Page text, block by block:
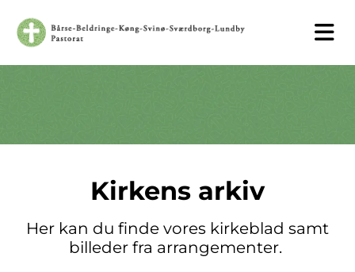
Kirkens arkiv
Her kan du finde vores kirkeblad samt
billeder fra arrangementer.